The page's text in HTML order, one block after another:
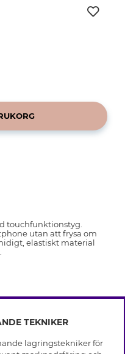
touchfunktionstyg.
utan att frysa om
elastiskt material
TEKNIKER
lagringstekniker för